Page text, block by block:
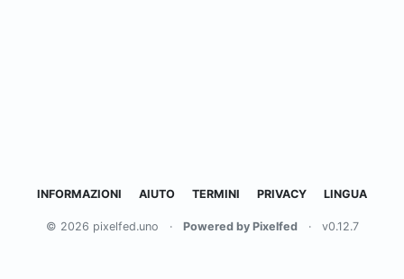
INFORMAZIONI AIUTO TERMINI PRIVACY LINGUA
© 2026 pixelfed.uno · Powered by Pixelfed · v0.12.7